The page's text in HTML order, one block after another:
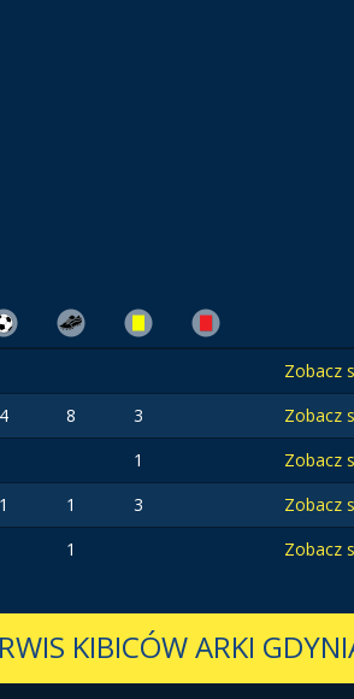
Zobacz
4 8 3
Zobacz
1
Zobacz
1 1 3
Zobacz
1 Zobacz
KIBICÓW ARKI